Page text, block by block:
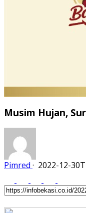
Musim Hujan,
Pimred · 2022-12-